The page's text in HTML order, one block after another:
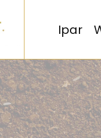
Ipar